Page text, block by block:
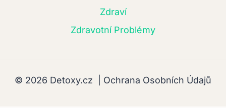
Zdraví
Zdravotní Problémy
© 2026 Detoxy.cz | Ochrana Osobních Údajů